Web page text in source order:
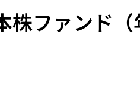
株ファンド